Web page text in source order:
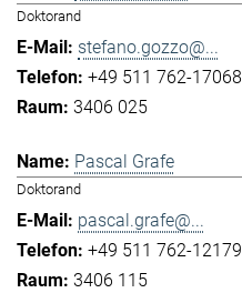
Doktorand
stefano.gozzo@...
+49 511 762-17068
3406 025
Pascal Grafe
Doktorand
pascal.grafe@...
+49 511 762-12179
3406 115